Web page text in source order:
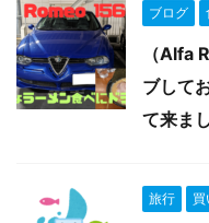
ブログ
（Alfa
ブして
て来ま
旅行 買